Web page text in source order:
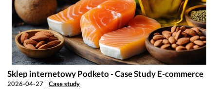
Sklep internetowy Podketo - Case Study E-commerce
2026-04-27 Case study